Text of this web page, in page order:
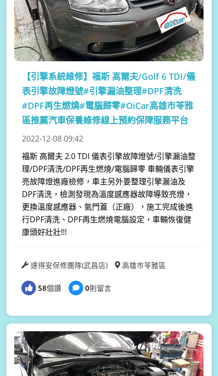
【引擎系統維修】福斯 高爾夫/Golf 6 TDI/儀
表引擎故障燈號#引擎漏油整理#DPF清洗
#DPF再生燃燒#電腦歸零#OiCar高雄市苓雅
區推薦汽車保養維修線上預約保障服務平台
2022-12-08 09:42
福斯 高爾夫 2.0 TDI 儀表引擎故障燈號/引擎漏油整
理/DPF清洗/DPF再生燃燒/電腦歸零 車輛儀表引擎
亮故障燈進廠檢修，車主另外要整理引擎漏油及
DPF清洗，檢測發現為溫度感應器故障導致亮燈，
更換溫度感應器、氣門蓋（正廠），施工完成後進
行DPF清洗、DPF再生燃燒電腦設定，車輛恢復健
康頭好壯壯!!!
速得安保修團隊(武昌店) 高雄市苓雅區
58個讚 0則留言